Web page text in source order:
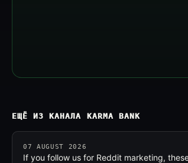
ЕЩЁ ИЗ КАНАЛА KARMA BANK
07 AUGUST 2026
If you follow us for Reddit marketing,